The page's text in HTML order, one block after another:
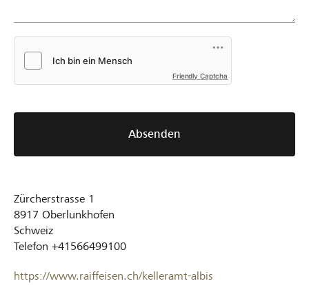
Friendly Captcha
Absenden
Zürcherstrasse 1
8917 Oberlunkhofen
Schweiz
Telefon +41566499100
https://www.raiffeisen.ch/kelleramt-albis